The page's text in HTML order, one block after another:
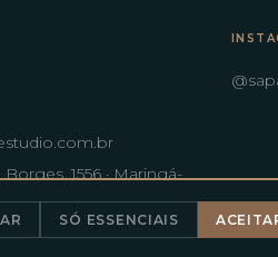
SÓ ESSENCIAIS
1556 · Maringá-
Oral ·Política de Privacidade